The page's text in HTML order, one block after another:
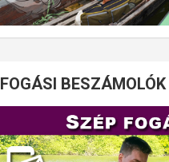
FOGÁSI BESZÁMOLÓK